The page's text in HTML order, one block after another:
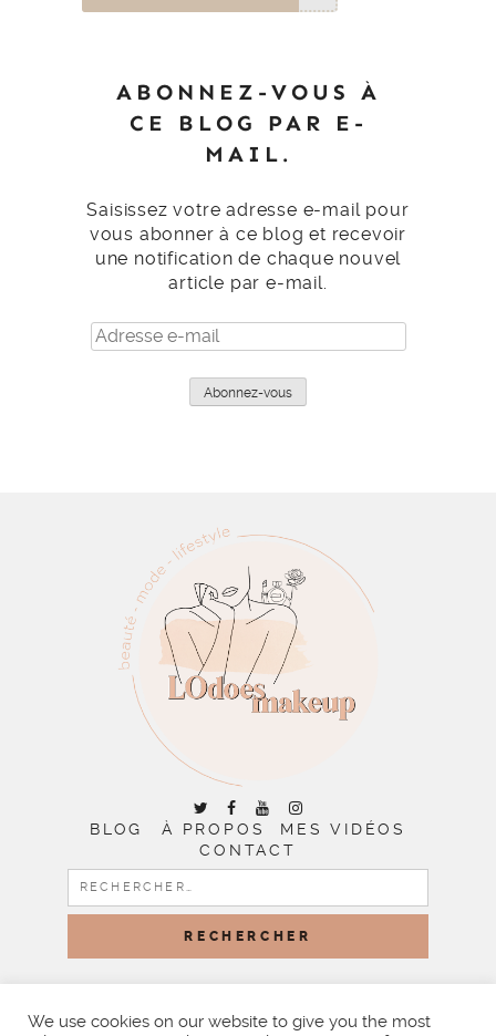
ABONNEZ-VOUS À
CE BLOG PAR E-
MAIL.
Saisissez votre adresse e-mail pour
vous abonner à ce blog et recevoir
une notification de chaque nouvel
article par e-mail.
Adresse
e-
Abonnez-vous
BLOG À PROPOS
MES VIDÉOS
CONTACT
RECHERCHER :
BY LITTLE THEME SHOP
We use cookies on our website to give you the most